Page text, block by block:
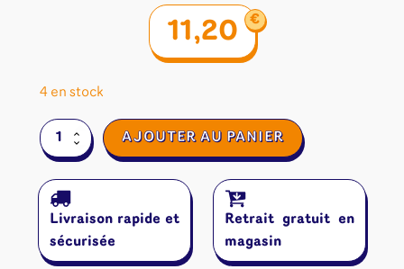
11,20 €
4 en stock
quantité
de
Hoo
AJOUTER AU PANIER
Livraison rapide et
sécurisée
Retrait gratuit en
magasin